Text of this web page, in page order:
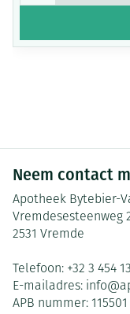
Neem contact
Apotheek Bytebier-
Vremdesesteenweg
2531 Vremde
Telefoon: +32 3 454
E-mailadres: info@
APB nummer: 115501